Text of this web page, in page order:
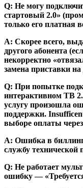
Q: Не могу
стартовый 2.0»
только его платная
А: Скорее всего,
другого абонента
некорректно
замена приставки
Q: При попытке
интерактивном ТВ
услугу произошла
поддержки.
выборе оплаты
А: Ошибка в
службу технической
Q: Не работает
ошибку —